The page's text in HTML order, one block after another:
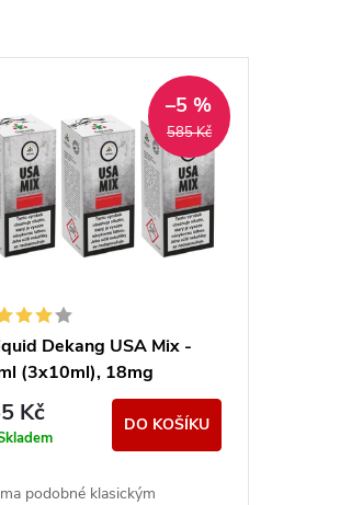
585 Kč
–5 %
Dekang USA Mix -
(3x10ml), 18mg
Kč DO KOŠÍKU
podobné klasickým